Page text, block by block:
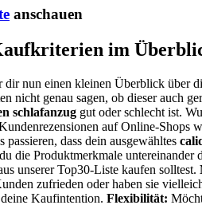
anschauen
im
dir nun einen kleinen Überblick über
nicht genau sagen, ob dieser auch
schlafanzug gut oder schlecht ist.
auf Online-Shops
dass dein ausgewähltes
die Produktmerkmale untereinander
unserer Top30-Liste kaufen solltest.
zufrieden oder haben sie
Kaufintention. Flexibilität: